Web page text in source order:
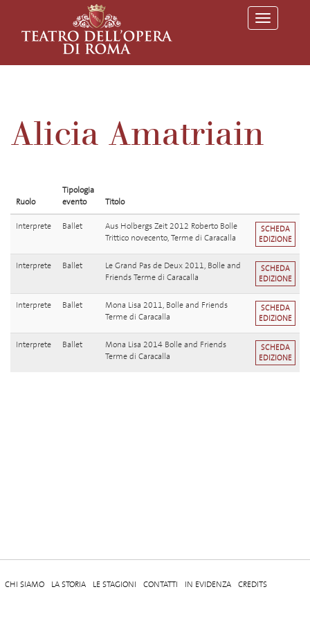
T
o
l
a
Alicia Amatriain
Ruolo
Tipologia
evento
Titolo
Interprete Ballet
Aus Holbergs Zeit 2012 Roberto Bolle
Trittico novecento, Terme di Caracalla
SCHEDA
EDIZIONE
Interprete Ballet
Le Grand Pas de Deux 2011, Bolle and
Friends Terme di Caracalla
SCHEDA
EDIZIONE
Interprete Ballet
Mona Lisa 2011, Bolle and Friends
Terme di Caracalla
SCHEDA
EDIZIONE
Interprete Ballet
Mona Lisa 2014 Bolle and Friends
Terme di Caracalla
SCHEDA
EDIZIONE
CHI SIAMO LA STORIA LE STAGIONI CONTATTI IN EVIDENZA CREDITS